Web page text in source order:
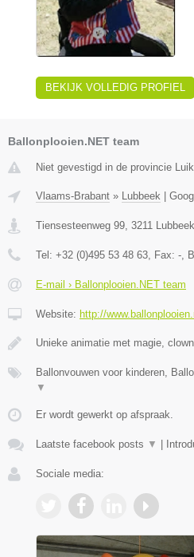
BEKIJK VOLLEDIG PROFIEL
Ballonplooien.NET team
Niet gevestigd in de provincie
Vlaams-Brabant » Lubbeek
Tiensesteenweg 99, 3211 Lubbeek
Tel: +32 (0)495 53 48 63, Fax: -,
E-mail › Ballonplooien.NET team
Website: http://
Unieke animatie met magie,
Ballonvouwen voor kinderen,
▼
Er wordt gewerkt op afspraak.
Laatste facebook posts ▼
Sociale media: